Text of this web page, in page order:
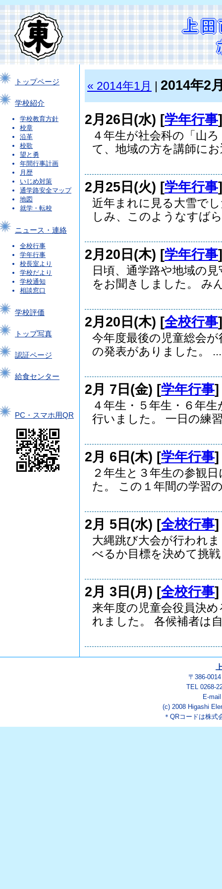
トップページ
学校紹介
学校教育方針
校章
沿革
校歌
望と勇
年間行事計画
月歴
いじめ対策
通学路安全マップ
地図
就学・転校
ニュース・連絡
全校行事
学年行事
校長室より
学校だより
学校通知
相談窓口
学校評価
トップ写真
認証ページ
給食センター
PC・スマホ用QR
« 2014年1月 2014年2
2月26日(水) [学年行事
４年生が社会科の「山
て、地域の方を講師にお
2月25日(火) [学年行事
近年まれに見る大雪で
しみ、このようなすば
2月20日(木) [学年行事
日頃、通学路や地域の
をお聞きしました。 み
2月20日(木) [全校行事
今年度最後の児童総会
の発表がありました。 ...
2月 7日(金) [学年行事
４年生・５年生・６年
行いました。 一日の練
2月 6日(木) [学年行事
２年生と３年生の参観
た。 この１年間の学習
2月 5日(水) [全校行事
大縄跳び大会が行われ
べるか目標を決めて挑
2月 3日(月) [全校行事
来年度の児童会役員決
れました。 各候補者は
〒386-
TEL 0268-
E-
(c) 2008 Higashi
＊QRコードは株式